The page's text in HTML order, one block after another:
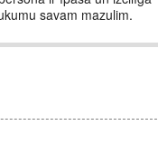
savam mazulim.